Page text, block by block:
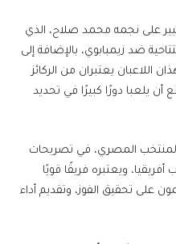
على نجمه محمد صلاح، الذي
ضد زيمبابوي، بالإضافة إلى
اللاعبان يعتبران من الركائز
يلعبا دورًا كبيرًا في تحديد
المصري، في تصريحات
ويعتبره فريقًا قويًا
على تحقيق الفوز، وتقديم أداء